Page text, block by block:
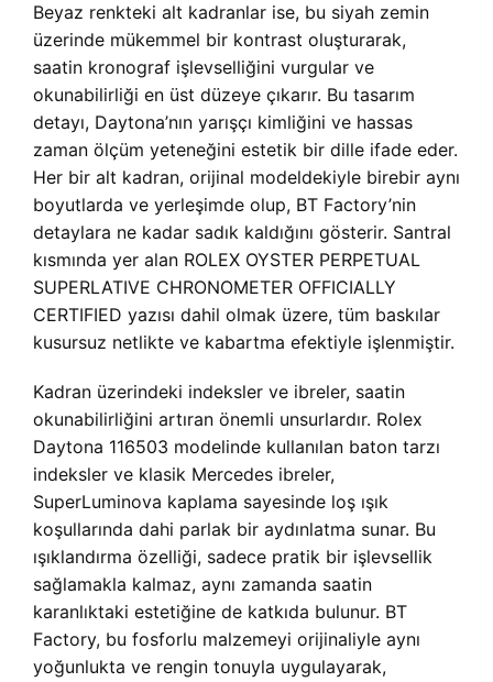
Beyaz renkteki alt kadranlar ise, bu siyah zemin
üzerinde mükemmel bir kontrast oluşturarak,
saatin kronograf işlevselliğini vurgular ve
okunabilirliği en üst düzeye çıkarır. Bu tasarım
detayı, Daytona’nın yarışçı kimliğini ve hassas
zaman ölçüm yeteneğini estetik bir dille ifade eder.
Her bir alt kadran, orijinal modeldekiyle birebir aynı
boyutlarda ve yerleşimde olup, BT Factory’nin
detaylara ne kadar sadık kaldığını gösterir. Santral
kısmında yer alan ROLEX OYSTER PERPETUAL
SUPERLATIVE CHRONOMETER OFFICIALLY
CERTIFIED yazısı dahil olmak üzere, tüm baskılar
kusursuz netlikte ve kabartma efektiyle işlenmiştir.
Kadran üzerindeki indeksler ve ibreler, saatin
okunabilirliğini artıran önemli unsurlardır. Rolex
Daytona 116503 modelinde kullanılan baton tarzı
indeksler ve klasik Mercedes ibreler,
SuperLuminova kaplama sayesinde loş ışık
koşullarında dahi parlak bir aydınlatma sunar. Bu
ışıklandırma özelliği, sadece pratik bir işlevsellik
sağlamakla kalmaz, aynı zamanda saatin
karanlıktaki estetiğine de katkıda bulunur. BT
Factory, bu fosforlu malzemeyi orijinaliyle aynı
yoğunlukta ve rengin tonuyla uygulayarak,